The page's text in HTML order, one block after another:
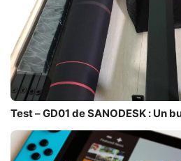
Test – GD01 de SANODESK : Un